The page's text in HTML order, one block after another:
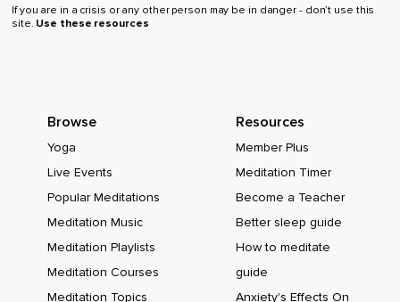
Son muy importantes cuando se trata de estrés.
situación de modo que nos parezca menos amenazante de
lo que realmente es,
Y esto lo que hace es reducir nuestra experiencia
emocional negativa.
Otra estrategia es minimizar directamente nuestros síntomas
de estrés intentando conscientemente reducir nuestras
respuestas fisiológicas y emocionales.
If you are in a crisis or any other person may be in danger - don’t use this
site. Use these resources
Browse
Yoga
Live Events
Popular Meditations
Meditation Music
Meditation Playlists
Meditation Courses
Meditation Topics
Resources
Member Plus
Meditation Timer
Become a Teacher
Better sleep guide
How to meditate
guide
Anxiety's Effects On